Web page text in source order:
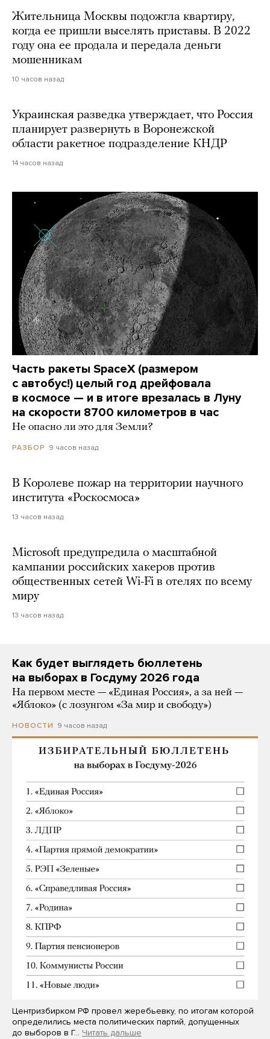
Жительница Москвы подожгла квартиру,
когда ее пришли выселять приставы. В 2022
году она ее продала и передала деньги
мошенникам
10 часов назад
Украинская разведка утверждает, что Россия
планирует развернуть в Воронежской
области ракетное подразделение КНДР
14 часов назад
Часть ракеты SpaceX (размером
с автобус!) целый год дрейфовала
в космосе — и в итоге врезалась в Луну
на скорости 8700 километров в час
Не опасно ли это для Земли?
РАЗБОР 9 часов назад
В Королеве пожар на территории научного
института «Роскосмоса»
13 часов назад
Microsoft предупредила о масштабной
кампании российских хакеров против
общественных сетей Wi-Fi в отелях по всему
миру
13 часов назад
Как будет выглядеть бюллетень
на выборах в Госдуму 2026 года
На первом месте — «Единая Россия», а за ней —
«Яблоко» (с лозунгом «За мир и свободу»)
НОВОСТИ 9 часов назад
Центризбирком РФ провел жеребьевку, по итогам которой
определились места политических партий, допущенных
до выборов в Г… Читать дальше